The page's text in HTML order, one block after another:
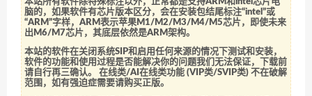
脑的，如果软件有芯片版本区分，会在安装包结尾标注“intel”或
“ARM”字样，ARM表示苹果M1/M2/M3/M4/M5芯片，即使未来
出M6/M7芯片，其底层依然是ARM架构。
本站的软件在关闭系统SIP和启用任何来源的情况下测试和安装，
软件的功能和使用过程是否能解决你的问题我们无法保证，下载前
请自行再三确认。 在线类/AI在线类功能 (VIP类/SVIP类) 不在破解
范围，如有强迫症需要请购买正版。